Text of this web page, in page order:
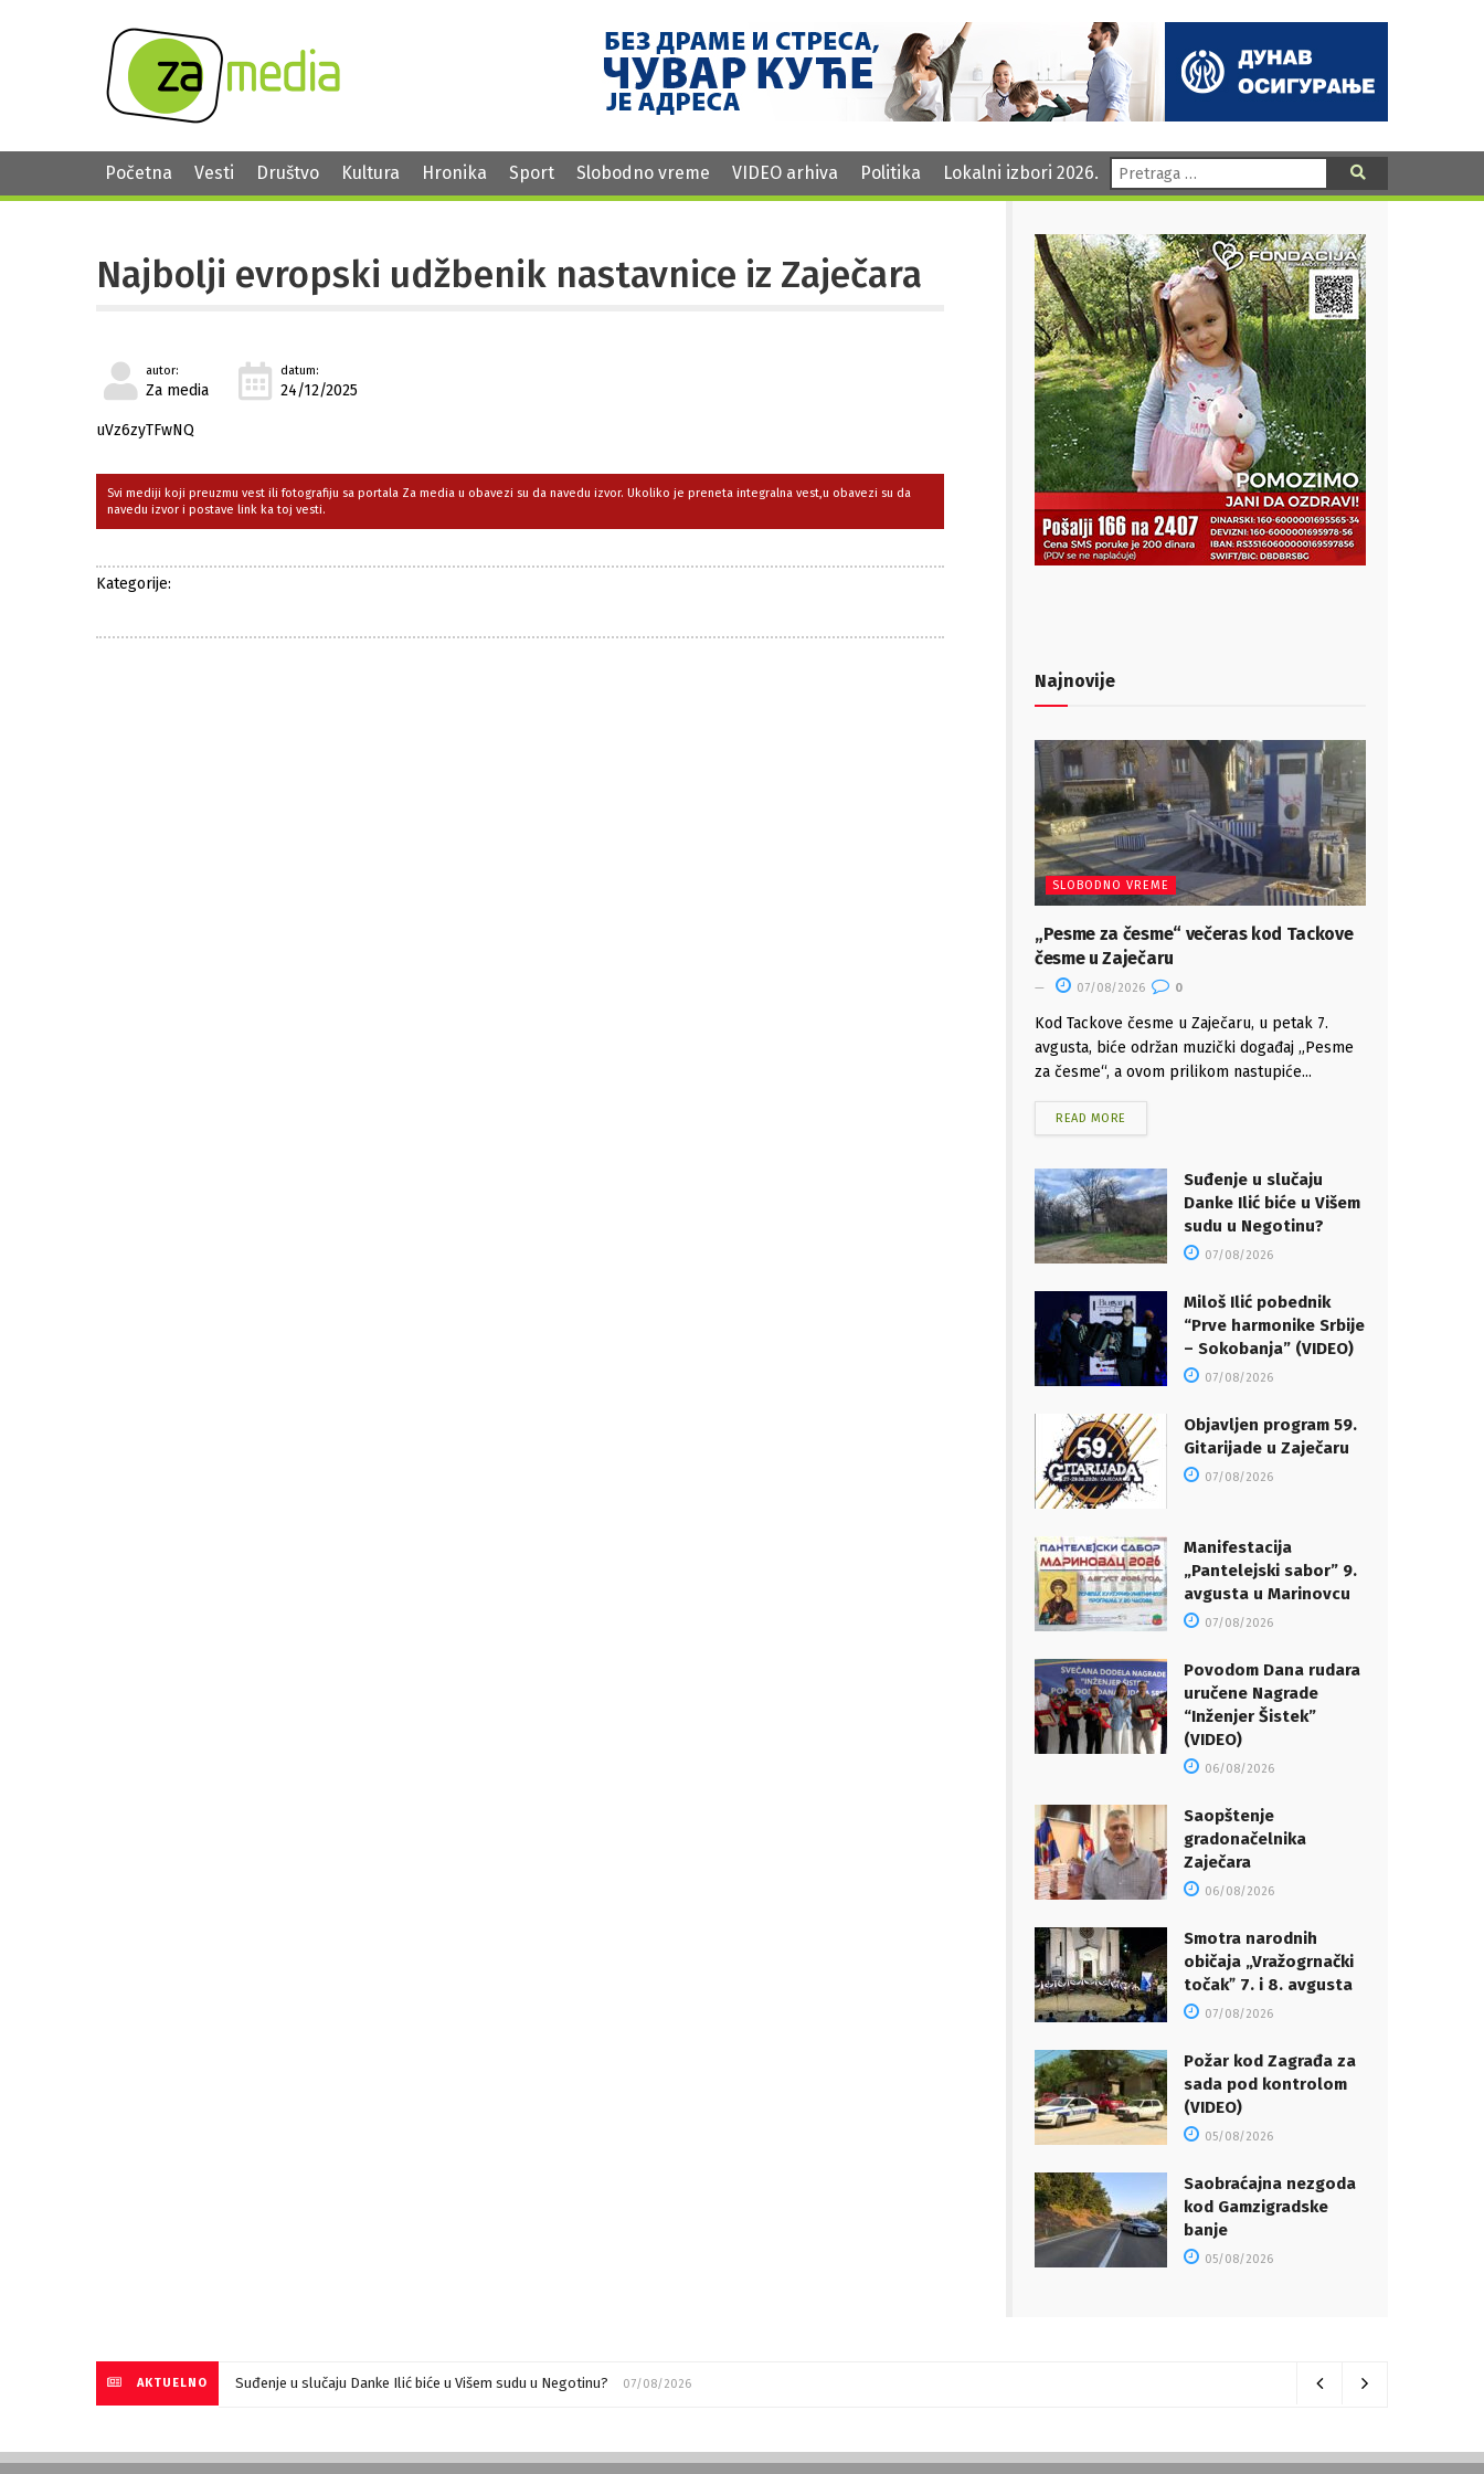
Početna Vesti Društvo Kultura Hronika Sport Slobodno vreme VIDEO arhiva Politika Lokalni izbori 2026. Pretraga:
Najbolji evropski udžbenik nastavnice iz Zaječara
autor:
Za media
datum:
24/12/2025
uVz6zyTFwNQ
Svi mediji koji preuzmu vest ili fotografiju sa portala Za media u obavezi su da navedu izvor. Ukoliko je preneta integralna vest,u obavezi su da
navedu izvor i postave link ka toj vesti.
Kategorije:
Najnovije
SLOBODNO VREME
„Pesme za česme“ večeras kod Tackove
česme u Zaječaru
07/08/2026 0
Kod Tackove česme u Zaječaru, u petak 7.
avgusta, biće održan muzički događaj „Pesme
za česme“, a ovom prilikom nastupiće...
READ MORE
Suđenje u slučaju
Danke Ilić biće u Višem
sudu u Negotinu?
07/08/2026
Miloš Ilić pobednik
“Prve harmonike Srbije
– Sokobanja” (VIDEO)
07/08/2026
Objavljen program 59.
Gitarijade u Zaječaru
07/08/2026
Manifestacija
„Pantelejski sabor” 9.
avgusta u Marinovcu
07/08/2026
Povodom Dana rudara
uručene Nagrade
“Inženjer Šistek”
(VIDEO)
06/08/2026
Saopštenje
gradonačelnika
Zaječara
06/08/2026
Smotra narodnih
običaja „Vražogrnački
točakˮ 7. i 8. avgusta
07/08/2026
Požar kod Zagrađa za
sada pod kontrolom
(VIDEO)
05/08/2026
Saobraćajna nezgoda
kod Gamzigradske
banje
05/08/2026
AKTUELNO Suđenje u slučaju Danke Ilić biće u Višem sudu u Negotinu? 07/08/2026